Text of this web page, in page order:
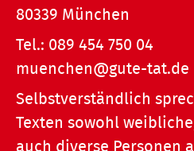
80339 München
Tel.: 089 454 750 04
muenchen@gute-tat.de
Selbstverständlich
Texten sowohl
auch diverse Personen